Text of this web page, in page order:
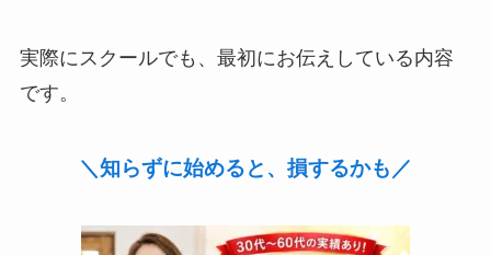
実際にスクールでも、最初にお伝えしている内容
です。
＼知らずに始めると、損するかも／